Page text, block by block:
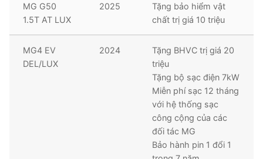
MG G50
1.5T AT LUX
2025
Tặng bảo hiểm vật
chất trị giá 10 triệu
MG4 EV
DEL/LUX
2024
Tặng BHVC trị giá 20
triệu
Tặng bộ sạc điện 7kW
Miễn phí sạc 12 tháng
với hệ thống sạc
công cộng của các
đối tác MG
Bảo hành pin 1 đổi 1